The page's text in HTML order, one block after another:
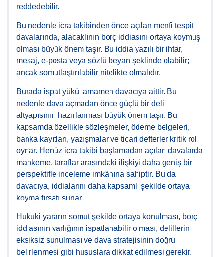
reddedebilir.
Bu nedenle icra takibinden önce açılan menfi tespit
davalarında, alacaklının borç iddiasını ortaya koymuş
olması büyük önem taşır. Bu iddia yazılı bir ihtar,
mesaj, e-posta veya sözlü beyan şeklinde olabilir;
ancak somutlaştırılabilir nitelikte olmalıdır.
Burada ispat yükü tamamen davacıya aittir. Bu
nedenle dava açmadan önce güçlü bir delil
altyapısının hazırlanması büyük önem taşır. Bu
kapsamda özellikle sözleşmeler, ödeme belgeleri,
banka kayıtları, yazışmalar ve ticari defterler kritik rol
oynar. Henüz icra takibi başlamadan açılan davalarda
mahkeme, taraflar arasındaki ilişkiyi daha geniş bir
perspektifle inceleme imkânına sahiptir. Bu da
davacıya, iddialarını daha kapsamlı şekilde ortaya
koyma fırsatı sunar.
Hukuki yararın somut şekilde ortaya konulması, borç
iddiasının varlığının ispatlanabilir olması, delillerin
eksiksiz sunulması ve dava stratejisinin doğru
belirlenmesi gibi hususlara dikkat edilmesi gerekir.